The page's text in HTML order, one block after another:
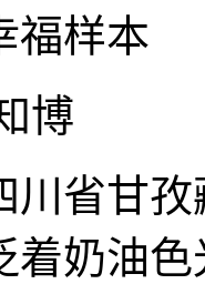
福样本
博
省甘孜
着奶油